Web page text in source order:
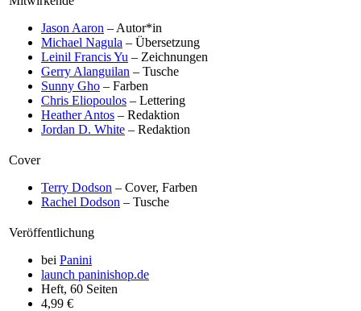
Jason Aaron – Autor*in
Michael Nagula – Übersetzung
Leinil Francis Yu – Zeichnungen
Gerry Alanguilan – Tusche
Sunny Gho – Farben
Chris Eliopoulos – Lettering
Heather Antos – Redaktion
Jordan D. White – Redaktion
Cover
Terry Dodson – Cover, Farben
Rachel Dodson – Tusche
Veröffentlichung
bei Panini
launch paninishop.de
Heft, 60 Seiten
4,99 €